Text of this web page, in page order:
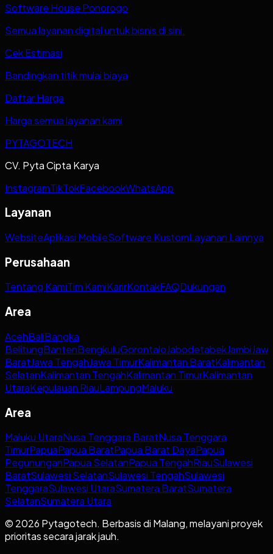
Software House Ponorogo
Semua layanan digital untuk bisnis di sini.
Cek Estimasi
Bandingkan titik mulai biaya
Daftar Harga
Harga semua layanan kami
PYTAGOTECH
CV. Pyta Cipta Karya
InstagramTikTokFacebookWhatsApp
Layanan
WebsiteAplikasi MobileSoftware KustomLayanan Lainnya
Perusahaan
Tentang KamiTim KamiKarirKontakFAQDukungan
Area
AcehBaliBangka
BelitungBantenBengkuluGorontaloJabodetabekJambi
BaratJawa TengahJawa TimurKalimantan BaratKalimantan
SelatanKalimantan TengahKalimantan TimurKalimantan
UtaraKepulauan RiauLampungMaluku
Area
Maluku UtaraNusa Tenggara BaratNusa Tenggara
TimurPapuaPapua BaratPapua Barat DayaPapua
PegununganPapua SelatanPapua TengahRiauSulawesi
BaratSulawesi SelatanSulawesi TengahSulawesi
TenggaraSulawesi UtaraSumatera BaratSumatera
SelatanSumatera Utara
© 2026 Pytagotech. Berbasis di Malang, melayani proyek
prioritas secara jarak jauh.